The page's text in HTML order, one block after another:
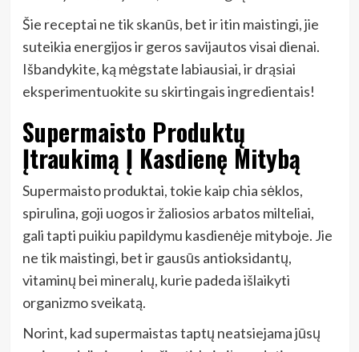
Šie receptai ne tik skanūs, bet ir itin maistingi, jie
suteikia energijos ir geros savijautos visai dienai.
Išbandykite, ką mėgstate labiausiai, ir drąsiai
eksperimentuokite su skirtingais ingredientais!
Supermaisto Produktų
Įtraukimą Į Kasdienę Mitybą
Supermaisto produktai, tokie kaip chia sėklos,
spirulina, goji uogos ir žaliosios arbatos milteliai,
gali tapti puikiu papildymu kasdienėje mityboje. Jie
ne tik maistingi, bet ir gausūs antioksidantų,
vitaminų bei mineralų, kurie padeda išlaikyti
organizmo sveikatą.
Norint, kad supermaistas taptų neatsiejama jūsų